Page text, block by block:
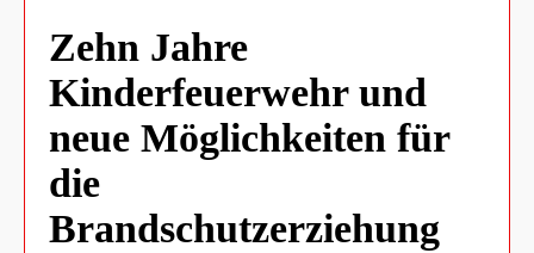
Zehn Jahre
Kinderfeuerwehr und
neue Möglichkeiten für
die
Brandschutzerziehung